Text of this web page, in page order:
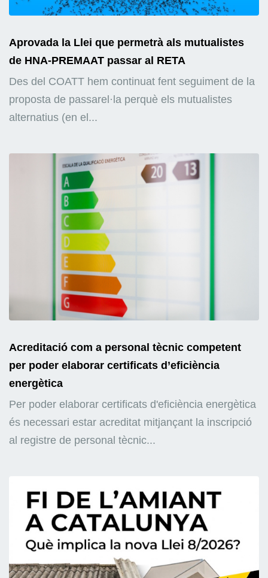
Aprovada la Llei que permetrà als mutualistes
de HNA-PREMAAT passar al RETA
Des del COATT hem continuat fent seguiment de la
proposta de passarel·la perquè els mutualistes
alternatius (en el...
Acreditació com a personal tècnic competent
per poder elaborar certificats d’eficiència
energètica
Per poder elaborar certificats d'eficiència energètica
és necessari estar acreditat mitjançant la inscripció
al registre de personal tècnic...